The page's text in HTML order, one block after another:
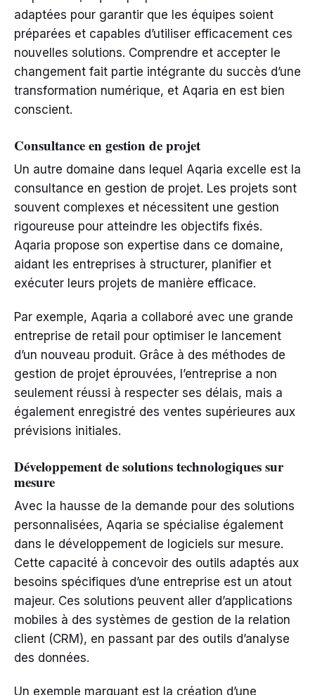
adaptées pour garantir que les équipes soient
préparées et capables d’utiliser efficacement ces
nouvelles solutions. Comprendre et accepter le
changement fait partie intégrante du succès d’une
transformation numérique, et Aqaria en est bien
conscient.
Consultance en gestion de projet
Un autre domaine dans lequel Aqaria excelle est la
consultance en gestion de projet. Les projets sont
souvent complexes et nécessitent une gestion
rigoureuse pour atteindre les objectifs fixés.
Aqaria propose son expertise dans ce domaine,
aidant les entreprises à structurer, planifier et
exécuter leurs projets de manière efficace.
Par exemple, Aqaria a collaboré avec une grande
entreprise de retail pour optimiser le lancement
d’un nouveau produit. Grâce à des méthodes de
gestion de projet éprouvées, l’entreprise a non
seulement réussi à respecter ses délais, mais a
également enregistré des ventes supérieures aux
prévisions initiales.
Développement de solutions technologiques sur
mesure
Avec la hausse de la demande pour des solutions
personnalisées, Aqaria se spécialise également
dans le développement de logiciels sur mesure.
Cette capacité à concevoir des outils adaptés aux
besoins spécifiques d’une entreprise est un atout
majeur. Ces solutions peuvent aller d’applications
mobiles à des systèmes de gestion de la relation
client (CRM), en passant par des outils d’analyse
des données.
Un exemple marquant est la création d’une